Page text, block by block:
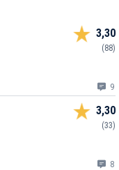
3,30
(88)
9
3,30
(33)
8